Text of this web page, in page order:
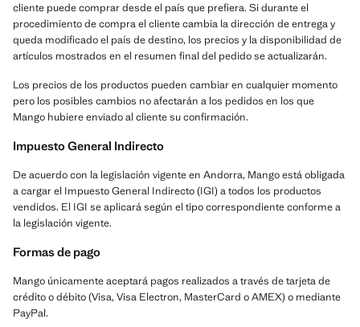
cliente puede comprar desde el país que prefiera. Si durante el
procedimiento de compra el cliente cambia la dirección de entrega y
queda modificado el país de destino, los precios y la disponibilidad de
artículos mostrados en el resumen final del pedido se actualizarán.
Los precios de los productos pueden cambiar en cualquier momento
pero los posibles cambios no afectarán a los pedidos en los que
Mango hubiere enviado al cliente su confirmación.
Impuesto General Indirecto
De acuerdo con la legislación vigente en Andorra, Mango está obligada
a cargar el Impuesto General Indirecto (IGI) a todos los productos
vendidos. El IGI se aplicará según el tipo correspondiente conforme a
la legislación vigente.
Formas de pago
Mango únicamente aceptará pagos realizados a través de tarjeta de
crédito o débito (Visa, Visa Electron, MasterCard o AMEX) o mediante
PayPal.